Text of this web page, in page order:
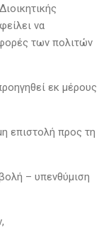
να
των πολιτών
εκ μέρους
επιστολή προς τη
– υπενθύμιση